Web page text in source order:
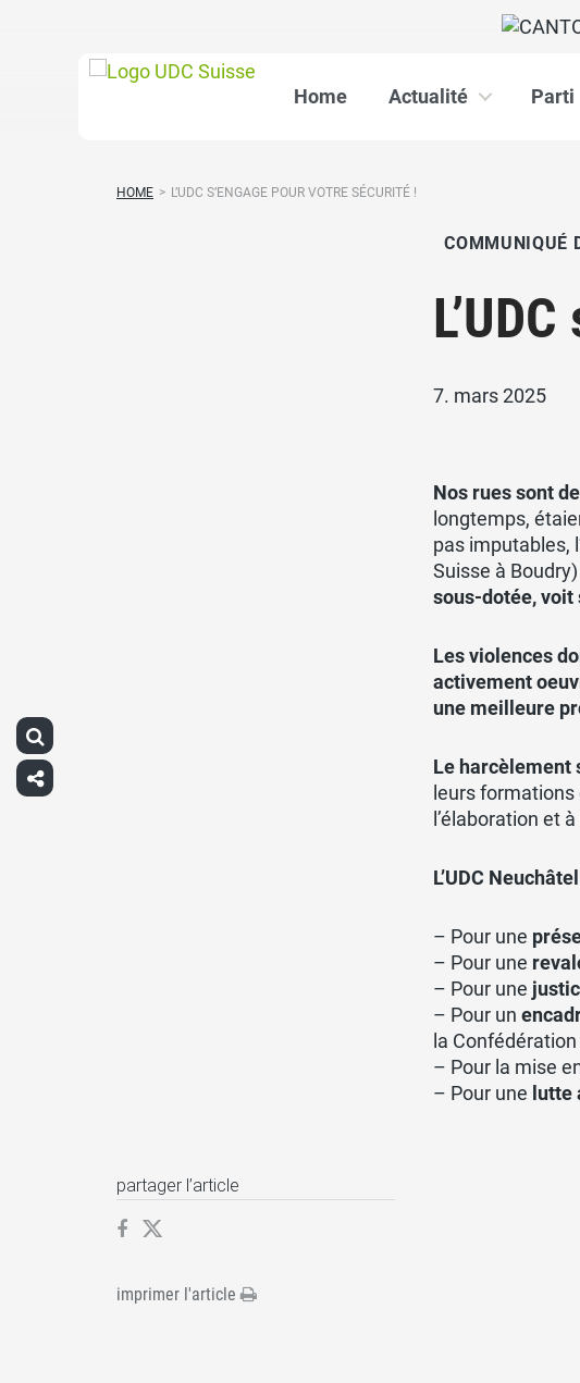
Home Actualité Parti
HOME > L’UDC S’ENGAGE POUR VOTRE SÉCURITÉ !
COMMUNIQUÉ
7. mars 2025
Nos rues sont
longtemps,
pas imputables,
Suisse à
sous-dotée, voit
Les violences
activement
une meilleure
Le harcèlement
leurs formations
l’élaboration et
L’UDC
– Pour une
– Pour une
– Pour une
– Pour un
la Confédération
– Pour la mise
– Pour une lutte
partager l’article
imprimer l'article